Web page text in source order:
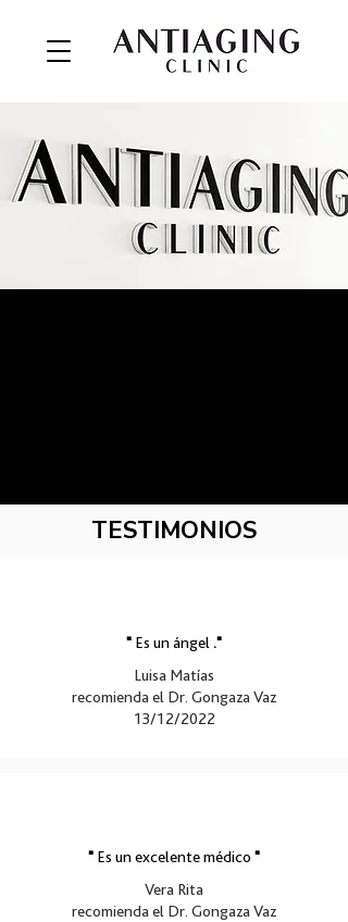
TESTIMONIOS
" Es un ángel."
Luisa Matías
recomienda el Dr. Gongaza Vaz
13/12/2022
" Es un excelente médico "
Vera Rita
recomienda el Dr. Gongaza Vaz